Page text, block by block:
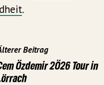
.
Beitrag
Özdemir 2Ö26 Tour in